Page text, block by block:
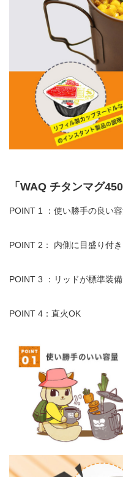
「 WAQ チタンマグ
POINT 1 ：使い勝手の良い
POINT 2： 内側に目盛り付き
POINT 3 ：リッドが標準装備
POINT 4： 直火OK